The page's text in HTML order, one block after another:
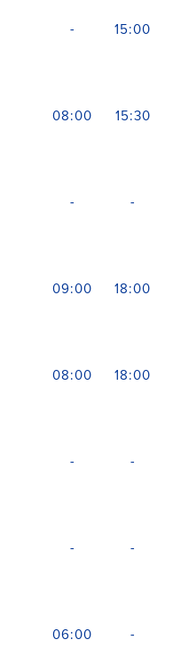
- 15:00
08:00 15:30
- -
09:00 18:00
08:00 18:00
- -
- -
06:00 -